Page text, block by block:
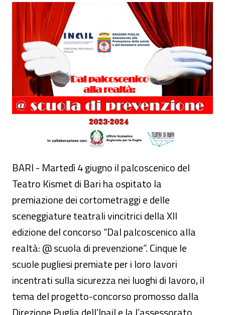
La sicurezza sul lavoro nelle scuole:
BARI - Martedì 4 giugno il palcoscenico del
Teatro Kismet di Bari ha ospitato la
premiazione dei cortometraggi e delle
sceneggiature teatrali vincitrici della XII
edizione del concorso “Dal palcoscenico alla
realtà: @ scuola di prevenzione”. Cinque le
scuole pugliesi premiate per i loro lavori
incentrati sulla sicurezza nei luoghi di lavoro, il
tema del progetto-concorso promosso dalla